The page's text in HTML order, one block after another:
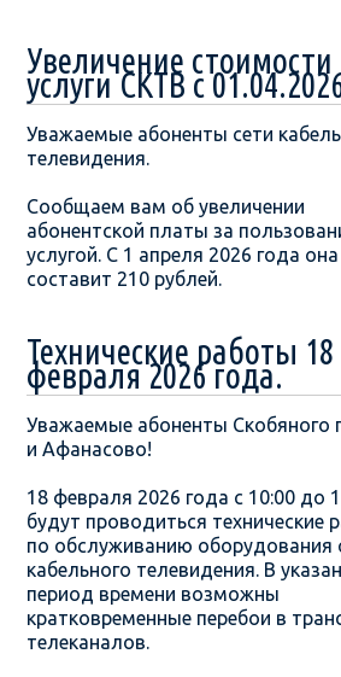
Увеличение стоимости
услуги СКТВ с
Уважаемые абоненты сети
телевидения.
Сообщаем вам об увеличении
абонентской платы за
услугой. С 1 апреля 2026 года она
составит 210 рублей.
Технические работы 18
февраля 2026 года.
Уважаемые абоненты Скобяного
и Афанасово!
18 февраля 2026 года с 10:00 до
будут проводиться технические
по обслуживанию оборудования
кабельного телевидения. В
период времени возможны
кратковременные перебои в
телеканалов.